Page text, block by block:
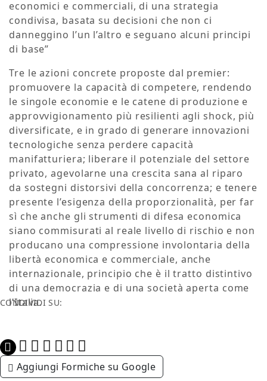
economici e commerciali, di una strategia
condivisa, basata su decisioni che non ci
danneggino l’un l’altro e seguano alcuni principi
di base”
Tre le azioni concrete proposte dal premier:
promuovere la capacità di competere, rendendo
le singole economie e le catene di produzione e
approvvigionamento più resilienti agli shock, più
diversificate, e in grado di generare innovazioni
tecnologiche senza perdere capacità
manifatturiera; liberare il potenziale del settore
privato, agevolarne una crescita sana al riparo
da sostegni distorsivi della concorrenza; e tenere
presente l’esigenza della proporzionalità, per far
sì che anche gli strumenti di difesa economica
siano commisurati al reale livello di rischio e non
producano una compressione involontaria della
libertà economica e commerciale, anche
internazionale, principio che è il tratto distintivo
di una democrazia e di una società aperta come
l’Italia.
CONDIVIDI SU:
Aggiungi Formiche su Google